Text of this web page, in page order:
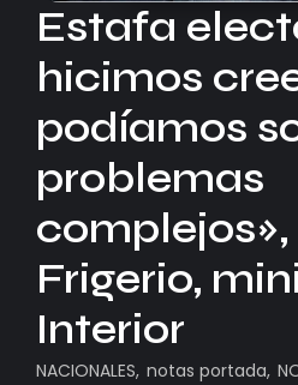
Estafa
hicimos
podíamos
problemas
Frigerio,
Interior
NACIONALES, notas portada,